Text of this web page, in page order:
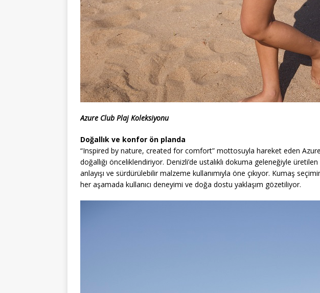
Azure Club Plaj Koleksiyonu
Doğallık ve konfor ön planda
“Inspired by nature, created for comfort” mottosuyla hareket eden
doğallığı önceliklendiriyor. Denizli’de ustalıklı dokuma geleneğiyle
anlayışı ve sürdürülebilir malzeme kullanımıyla öne çıkıyor. Kumaş
her aşamada kullanıcı deneyimi ve doğa dostu yaklaşım gözetiliyor.